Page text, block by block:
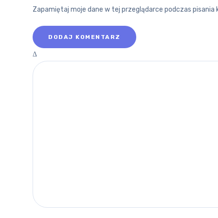
Zapamiętaj moje dane w tej przeglądarce podczas pisania
Δ